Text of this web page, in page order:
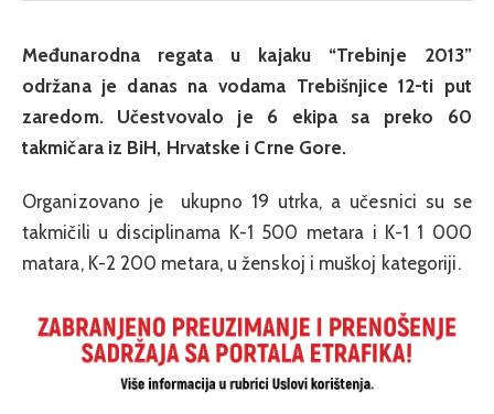
Međunarodna regata u kajaku “Trebinje 2013”
održana je danas na vodama Trebišnjice 12-ti put
zaredom. Učestvovalo je 6 ekipa sa preko 60
takmičara iz BiH, Hrvatske i Crne Gore.
Organizovano je ukupno 19 utrka, a učesnici su se
takmičili u disciplinama K-1 500 metara i K-1 1 000
matara, K-2 200 metara, u ženskoj i muškoj kategoriji.